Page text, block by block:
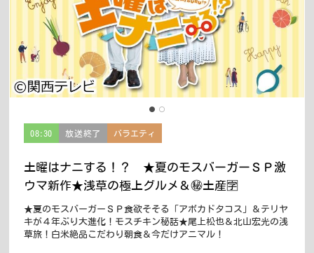
08:30 放送終了 バラエティ
土曜はナニする！？ ★夏のモスバーガーＳＰ激
ウマ新作★浅草の極上グルメ＆㊙土産🈑
★夏のモスバーガーＳＰ食欲そそる「アボカドタコス」＆テリヤ
キが４年ぶり大進化！モスチキン秘話★尾上松也＆北山宏光の浅
草旅！白米絶品こだわり朝食＆今だけアニマル！